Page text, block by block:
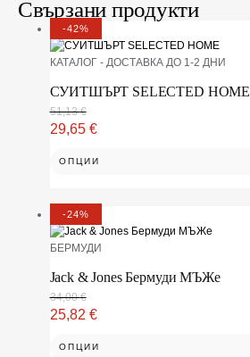
Свързани продукти
-42%
КАТАЛОГ - ДОСТАВКА ДО 1-2 ДНИ
СУИТШЪРТ SELECTED HOME
51,13€
29,65 €
ОПЦИИ
-24%
БЕРМУДИ
Jack & Jones Бермуди МЪЖe
34,00€
25,82 €
ОПЦИИ